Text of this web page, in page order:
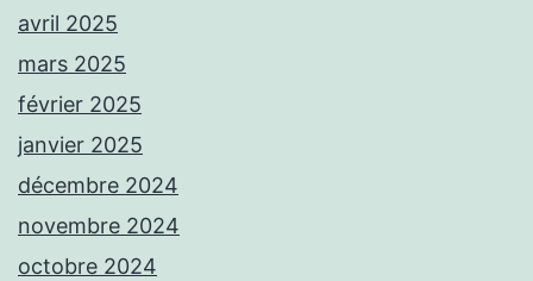
avril 2025
mars 2025
février 2025
janvier 2025
décembre 2024
novembre 2024
octobre 2024